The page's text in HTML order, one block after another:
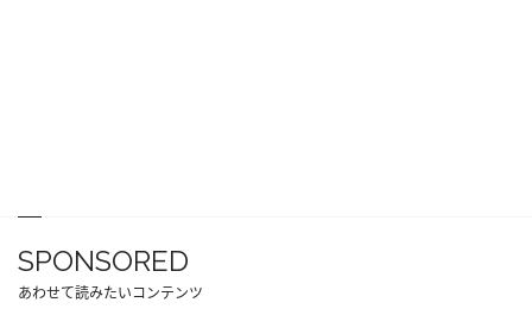
SPONSORED
あわせて読みたいコンテンツ